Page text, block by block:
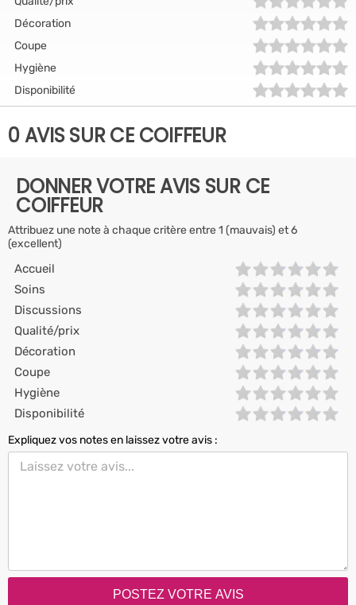
Décoration
Coupe
Hygiène
Disponibilité
0 AVIS SUR CE COIFFEUR
DONNER VOTRE AVIS SUR CE
COIFFEUR
Attribuez une note à chaque critère entre 1 (mauvais) et 6
(excellent)
Accueil
Soins
Discussions
Qualité/prix
Décoration
Coupe
Hygiène
Disponibilité
Expliquez vos notes en laissez votre avis :